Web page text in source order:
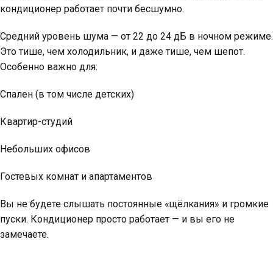
кондиционер работает почти бесшумно.
Средний уровень шума — от 22 до 24 дБ в ночном режиме.
Это тише, чем холодильник, и даже тише, чем шепот.
Особенно важно для:
Спален (в том числе детских)
Квартир-студий
Небольших офисов
Гостевых комнат и апартаментов
Вы не будете слышать постоянные «щёлкания» и громкие
пуски. Кондиционер просто работает — и вы его не
замечаете.